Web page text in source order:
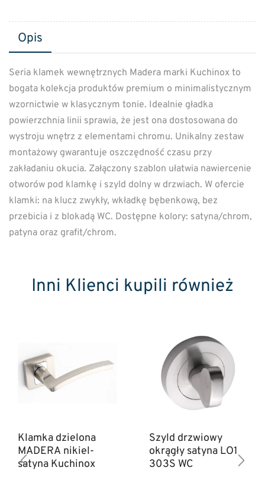
Opis
Seria klamek wewnętrznych Madera marki Kuchinox to
bogata kolekcja produktów premium o minimalistycznym
wzornictwie w klasycznym tonie. Idealnie gładka
powierzchnia linii sprawia, że jest ona dostosowana do
wystroju wnętrz z elementami chromu. Unikalny zestaw
montażowy gwarantuje oszczędność czasu przy
zakładaniu okucia. Załączony szablon ułatwia nawiercenie
otworów pod klamkę i szyld dolny w drzwiach. W ofercie
klamki: na klucz zwykły, wkładkę bębenkową, bez
przebicia i z blokadą WC. Dostępne kolory: satyna/chrom,
patyna oraz grafit/chrom.
Inni Klienci kupili również
Klamka dzielona
MADERA nikiel-
satyna Kuchinox
Szyld drzwiowy
okrągły satyna LO1
303S WC